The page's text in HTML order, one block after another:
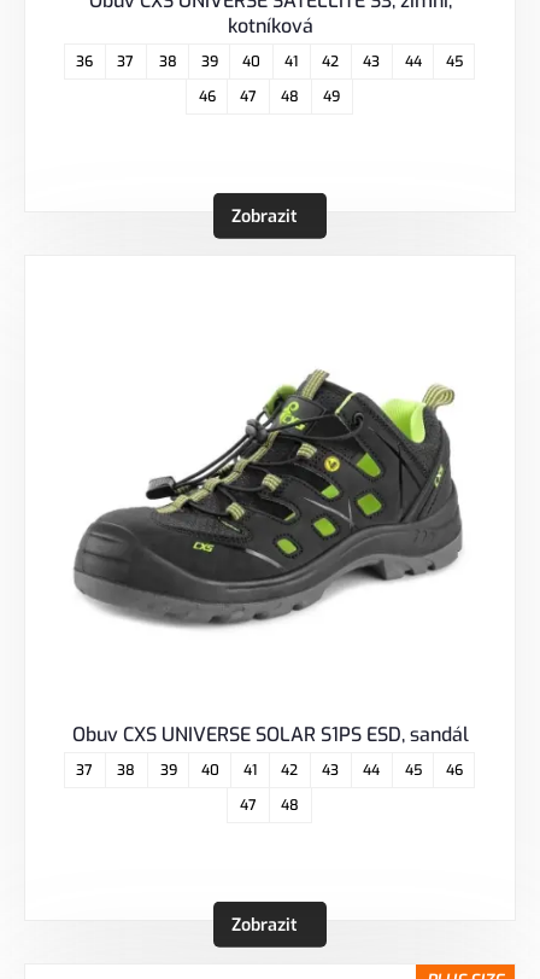
kotníková
36 37 38 39 40 41 42 43 44
45
46
47 48 49
Zobrazit
Obuv CXS UNIVERSE SOLAR S1PS ESD, sandál
37 38 39 40 41 42 43 44 45
46
47
48
Zobrazit